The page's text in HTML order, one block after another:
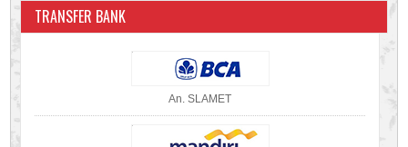
TRANSFER BANK
An. SLAMET